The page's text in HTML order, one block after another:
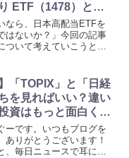
ETF（1478）と
を比較
なら、日本高配当ETFを
はないか？」今回の記事
ついて考えていこうと思
事の結論です。今回の記
回りも...
「TOPIX」と「日経
を見ればいい？違い
資はもっと面白くな
ーです。いつもブログを
ありがとうございます！
、毎日ニュースで耳にす